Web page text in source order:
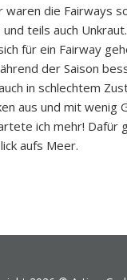
die Fairways
teils auch
für ein Fairway
der Saison
in schlechtem
aus und mit wenig
ich mehr! Dafür
aufs Meer.